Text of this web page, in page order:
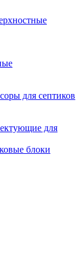
для септиков
для
блоки